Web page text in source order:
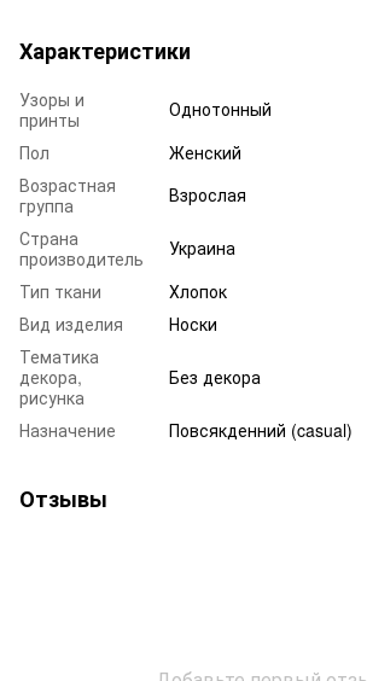
Характеристики
Узоры и
принты
Однотонный
Пол
Женский
Возрастная
группа
Взрослая
Страна
производитель
Украина
Тип ткани
Хлопок
Вид изделия
Носки
Тематика
декора,
рисунка
Без декора
Назначение Повсякденний (casual)
Отзывы